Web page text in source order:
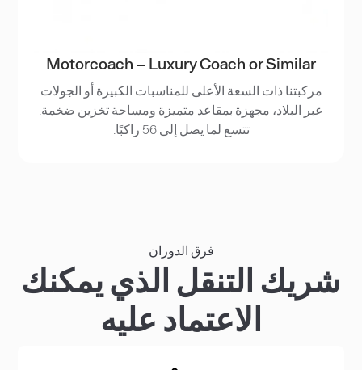
Motorcoach – Luxury Coach or Similar
مركبتنا ذات السعة الأعلى للمناسبات الكبيرة أو الجولات
عبر البلاد، مجهزة بمقاعد متميزة ومساحة تخزين ضخمة.
تتسع لما يصل إلى 56 راكبًا.
فرق الدوران
شريك التنقل الذي يمكنك
الاعتماد عليه